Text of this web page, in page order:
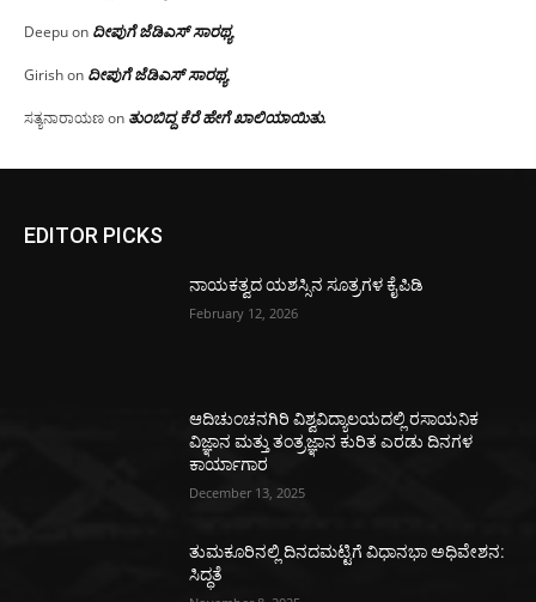
Deepuon ದೀಪುಗೆ ಜೆಡಿಎಸ್ ಸಾರಥ್ಯ
Girishon ದೀಪುಗೆ ಜೆಡಿಎಸ್ ಸಾರಥ್ಯ
ಸತ್ಯನಾರಾಯಣon ತುಂಬಿದ್ದ ಕೆರೆ ಹೇಗೆ ಖಾಲಿಯಾಯಿತು.
EDITOR PICKS
ನಾಯಕತ್ವದ ಯಶಸ್ಸಿನ ಸೂತ್ರಗಳ ಕೈಪಿಡಿ
February 12, 2026
ಆದಿಚುಂಚನಗಿರಿ ವಿಶ್ವವಿದ್ಯಾಲಯದಲ್ಲಿ ರಸಾಯನಿಕ
ವಿಜ್ಞಾನ ಮತ್ತು ತಂತ್ರಜ್ಞಾನ ಕುರಿತ ಎರಡು ದಿನಗಳ
ಕಾರ್ಯಾಗಾರ
December 13, 2025
ತುಮಕೂರಿನಲ್ಲಿ ದಿನದಮಟ್ಟಿಗೆ ವಿಧಾನಭಾ ಅಧಿವೇಶನ:
ಸಿದ್ಧತೆ